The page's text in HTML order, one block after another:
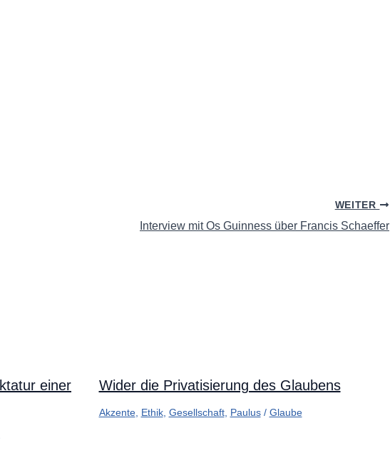
WEITER
Interview mit Os Guinness über Francis Schaeffer
einer
Wider die Privatisierung des Glaubens
Akzente, Ethik, Gesellschaft, Paulus/ Glaube